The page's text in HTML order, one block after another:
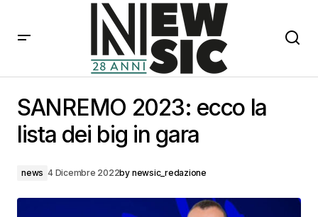
SANREMO 2023: ecco la
lista dei big in gara
news 4 Dicembre 2022by newsic_redazione